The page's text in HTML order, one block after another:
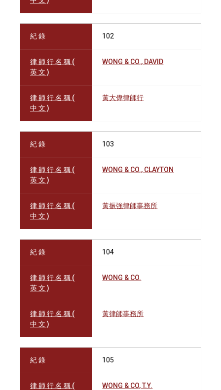
紀 錄 102
律 師 行 名 稱 (
英 文 )
WONG & CO., DAVID
律 師 行 名 稱 (
中 文 )
黃大偉律師行
紀 錄 103
律 師 行 名 稱 (
英 文 )
WONG & CO., CLAYTON
律 師 行 名 稱 (
中 文 )
黃振強律師事務所
紀 錄 104
律 師 行 名 稱 (
英 文 )
WONG & CO.
律 師 行 名 稱 (
中 文 )
黃律師事務所
紀 錄 105
律 師 行 名 稱 (
WONG & CO, T.Y.